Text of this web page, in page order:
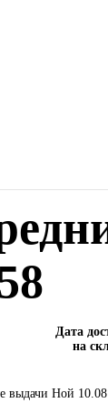
Дата
на
выдачи Ной